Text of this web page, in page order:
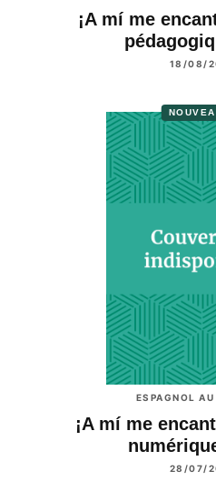
¡A mí me
18/08/
ESPAGNOL
¡A mí me
28/07/